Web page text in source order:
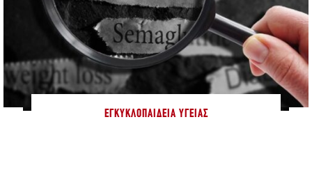
ΕΓΚΥΚΛΟΠΑΊΔΕΙΑ ΥΓΕΊΑΣ